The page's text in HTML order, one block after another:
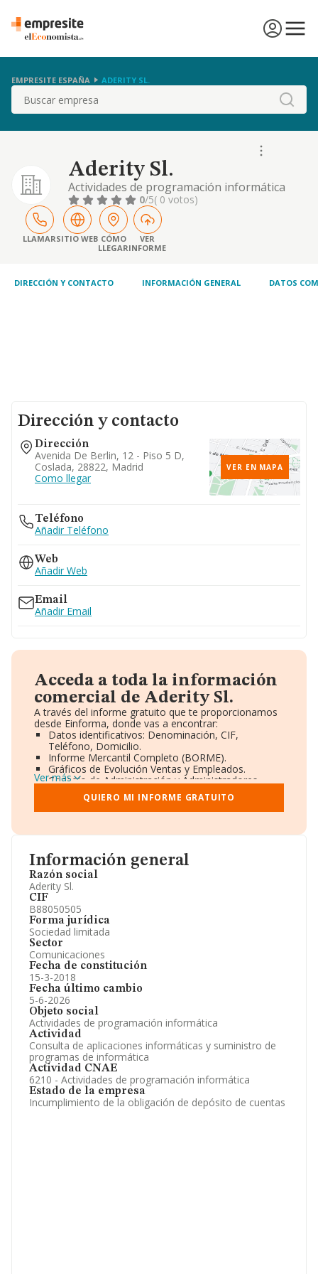
EMPRESITE ESPAÑA ADERITY SL.
Buscar
Aderity Sl.
Actividades de programación informática
0/5( 0 votos)
LLAMARSITIO WEB CÓMO
LLEGAR
VER
INFORME
DIRECCIÓN Y CONTACTO INFORMACIÓN GENERAL DATOS
Información general
Razón social
Aderity Sl.
CIF
B88050505
Forma jurídica
Sociedad limitada
Sector
Comunicaciones
Fecha de constitución
15-3-2018
Fecha último cambio
5-6-2026
Objeto social
Actividades de programación informática
Actividad
Consulta de aplicaciones informáticas y suministro de
programas de informática
Actividad CNAE
6210 - Actividades de programación informática
Estado de la empresa
Incumplimiento de la obligación de depósito de cuentas
Dirección y contacto
Dirección
Avenida De Berlin, 12 - Piso 5 D,
Coslada, 28822, Madrid
Como llegar
VER EN MAPA
Teléfono
Añadir Teléfono
Web
Añadir Web
Email
Añadir Email
Acceda a toda la información
comercial de Aderity Sl.
A través del informe gratuito que te proporcionamos
desde Einforma, donde vas a encontrar:
Datos identificativos: Denominación, CIF,
Teléfono, Domicilio.
Informe Mercantil Completo (BORME).
Gráficos de Evolución Ventas y Empleados.
Consejo de Administración y Administradores.
Directivos y Ejecutivos.
Accionistas.
Participaciones y Vinculaciones en otras empresas.
Información oficial y registral complementaria.
Ver más
QUIERO MI INFORME GRATUITO